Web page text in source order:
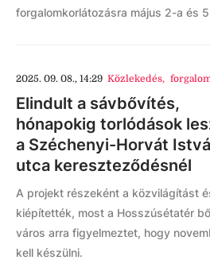
forgalomkorlátozásra május 2-a és
2025. 09. 08., 14:29 Közlekedés,
Elindult a sávbővítés,
hónapokig torlódások
a Széchenyi-Horvát
utca kereszteződésnél
A projekt részeként a közvilágítást
kiépítették, most a Hosszúsétatér
város arra figyelmeztet, hogy
kell készülni.